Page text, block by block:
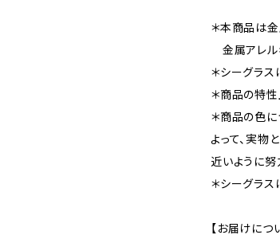
＊本商品は
金属アレル
＊シーグラス
＊商品の特性
＊商品の色
よって、実物
近いように努
＊シーグラ
【お届けにつ